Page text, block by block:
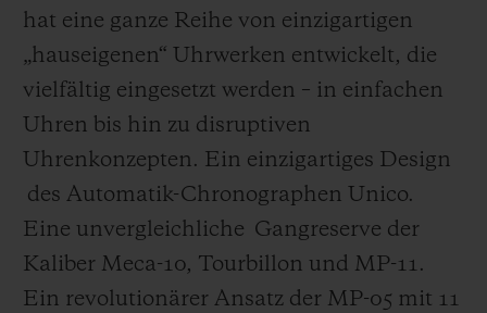
hat eine ganze Reihe von einzigartigen
„hauseigenen“ Uhrwerken entwickelt, die
vielfältig eingesetzt werden – in einfachen
Uhren bis hin zu disruptiven
Uhrenkonzepten. Ein einzigartiges Design
des Automatik-Chronographen Unico.
Eine unvergleichliche Gangreserve der
Kaliber Meca-10, Tourbillon und MP-11.
Ein revolutionärer Ansatz der MP-05 mit 11